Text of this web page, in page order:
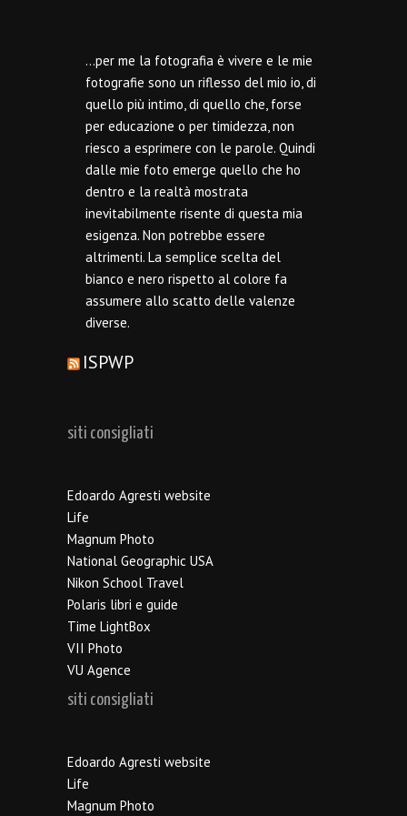
…per me la fotografia è vivere e le mie
fotografie sono un riflesso del mio io, di
quello più intimo, di quello che, forse
per educazione o per timidezza, non
riesco a esprimere con le parole. Quindi
dalle mie foto emerge quello che ho
dentro e la realtà mostrata
inevitabilmente risente di questa mia
esigenza. Non potrebbe essere
altrimenti. La semplice scelta del
bianco e nero rispetto al colore fa
assumere allo scatto delle valenze
diverse.
ISPWP
siti consigliati
Edoardo Agresti website
Life
Magnum Photo
National Geographic USA
Nikon School Travel
Polaris libri e guide
Time LightBox
VII Photo
VU Agence
siti consigliati
Edoardo Agresti website
Life
Magnum Photo